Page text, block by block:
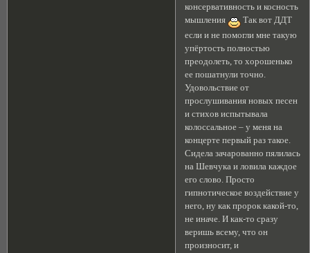
консервативность и косность
мышления
Так вот ДДТ
если и не помогли мне такую
упёртость полностью
преодолеть, то хорошенько
ее пошатнули точно.
Удовольствие от
прослушивания новых песен
и стихов испытывала
колоссальное – у меня на
концерте первый раз такое.
Сидела зачарованно пялилась
на Шевчука и ловила каждое
его слово. Просто
гипнотическое воздействие у
него, ну как пророк какой-то,
не иначе. И как-то сразу
веришь всему, что он
произносит, и